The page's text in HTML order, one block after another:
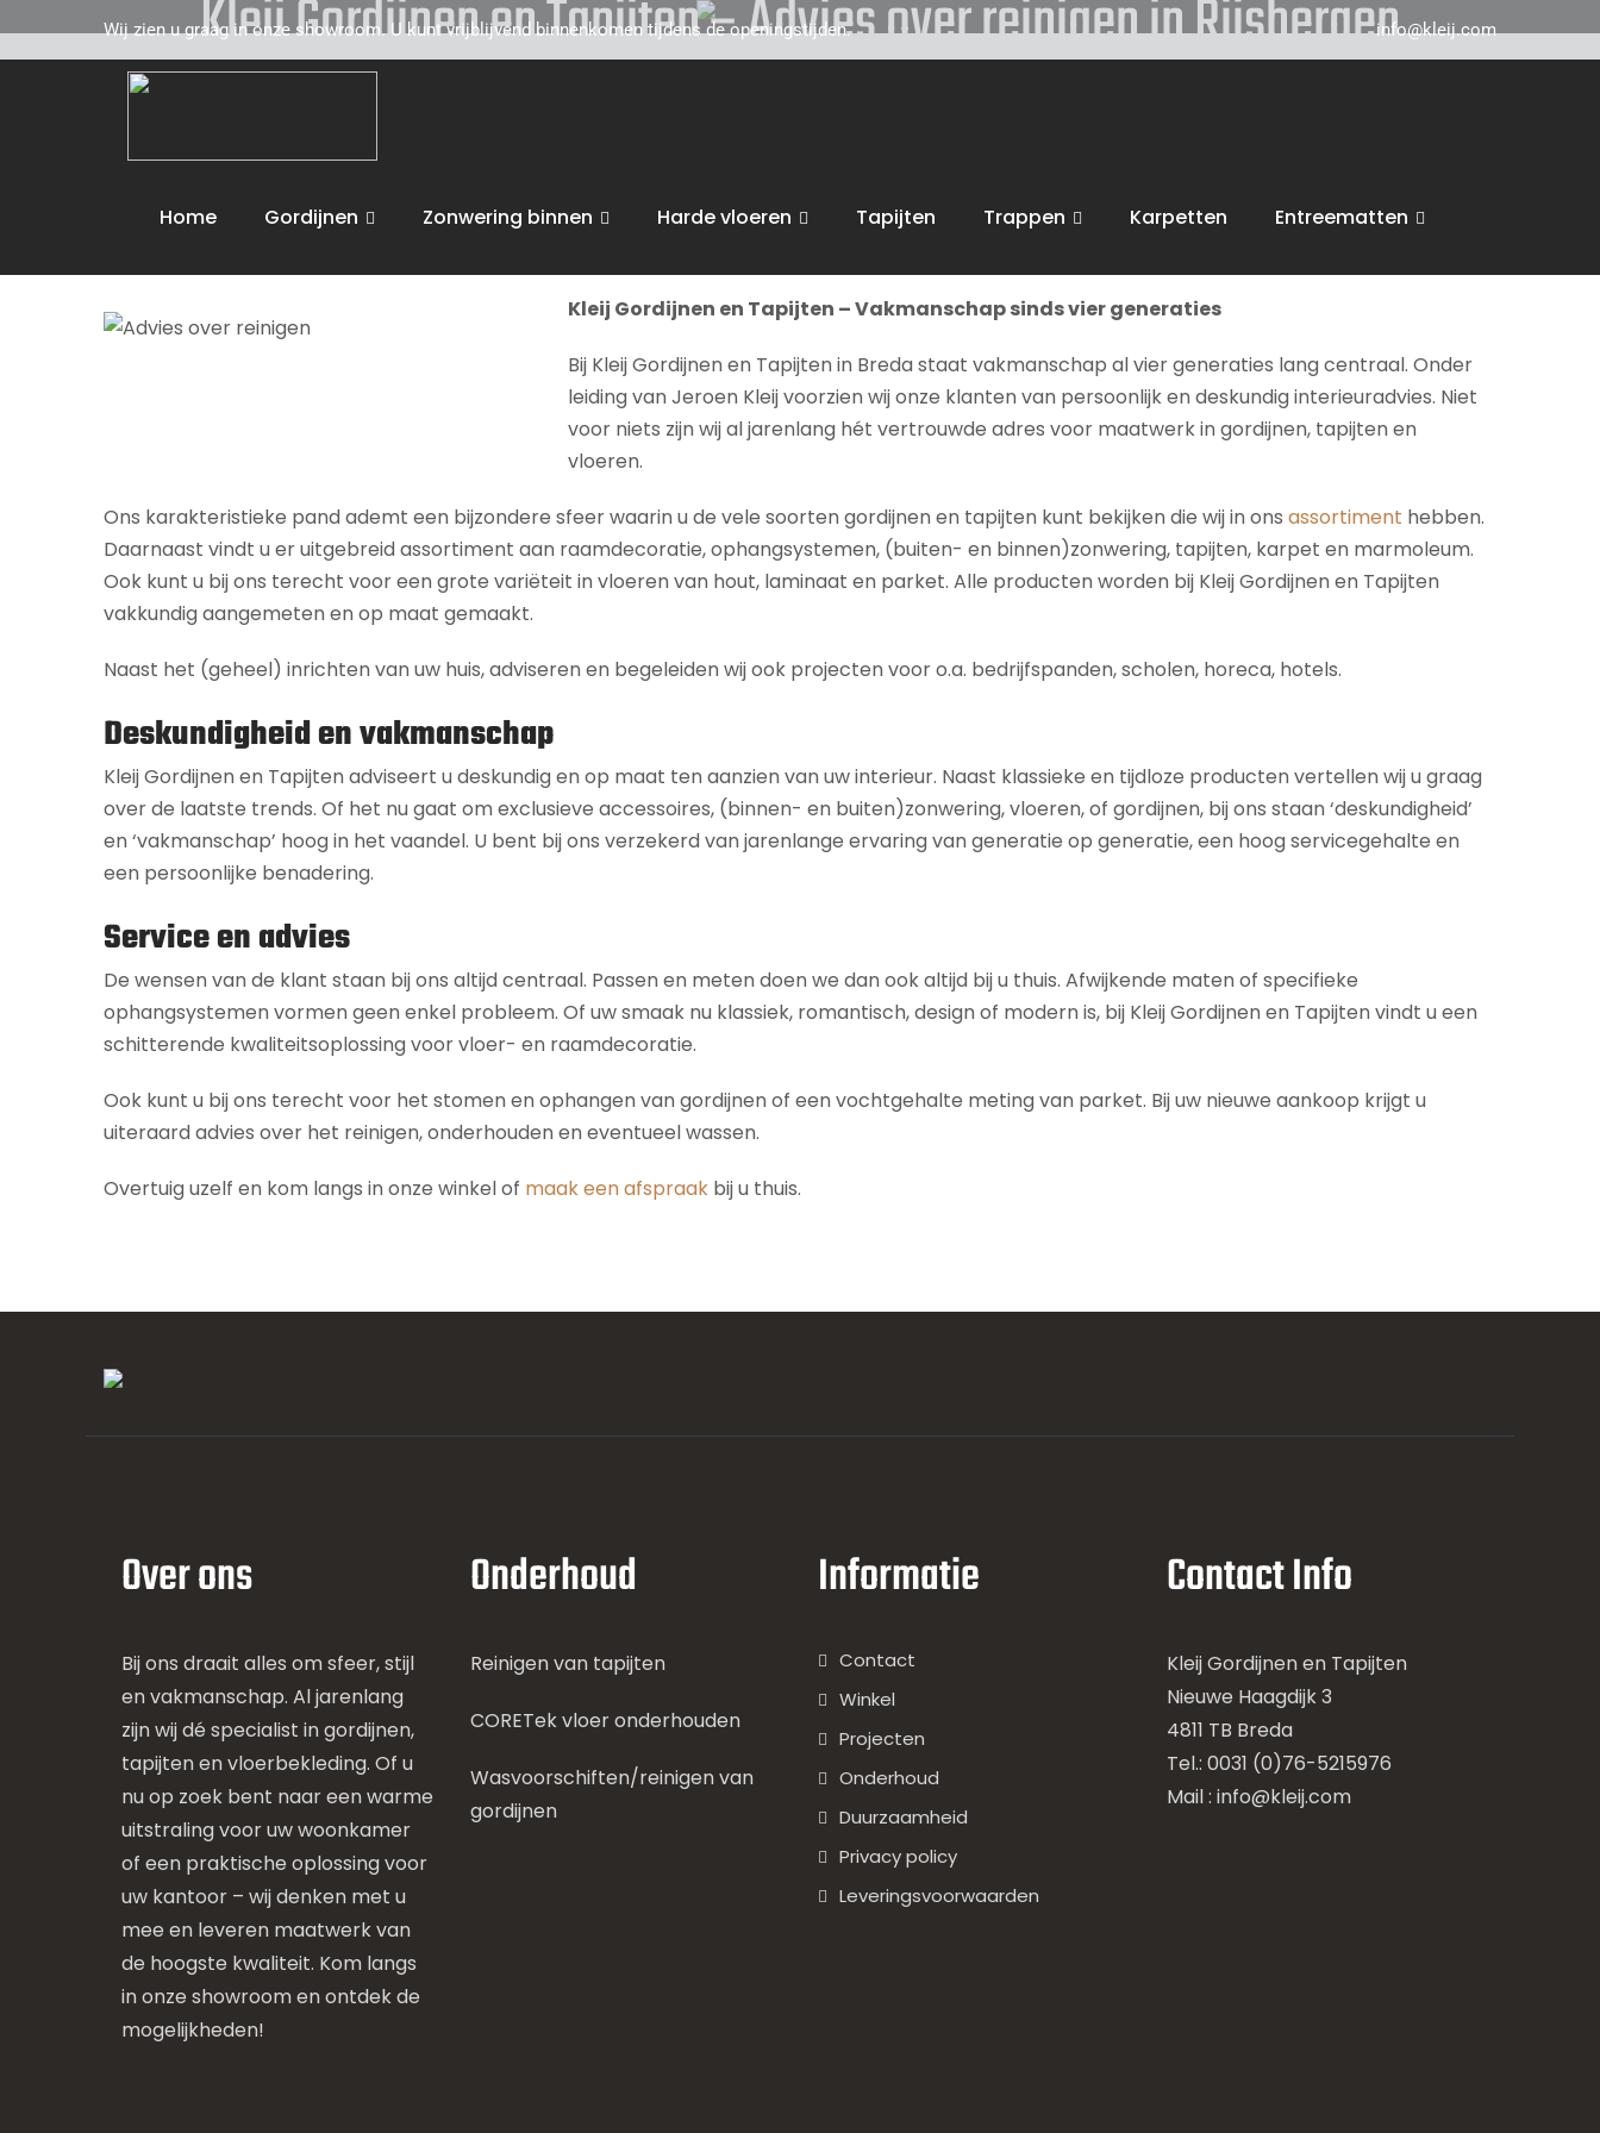
Wij zien u graag in onze showroom. U kunt vrijblijvend binnenkomen tijdens de openingstijden. info@kleij.com
Home Gordijnen Zonwering binnen Harde vloeren Tapijten Trappen Karpetten Entreematten
Kleij Gordijnen en Tapijten – Advies over reinigen in Rijsbergen
toe. Wij adviseren u vakkundig op het gebied van uw interieur, van raamdecoratie of tapijten, tot zonwering, trappen en vloeren. Wij voeren dan ook
Kleij Gordijnen en Tapijten – Vakmanschap sinds vier generaties
Bij Kleij Gordijnen en Tapijten in Breda staat vakmanschap al vier generaties lang centraal. Onder
leiding van Jeroen Kleij voorzien wij onze klanten van persoonlijk en deskundig interieuradvies. Niet
voor niets zijn wij al jarenlang hét vertrouwde adres voor maatwerk in gordijnen, tapijten en
vloeren.
Ons karakteristieke pand ademt een bijzondere sfeer waarin u de vele soorten gordijnen en tapijten kunt bekijken die wij in ons assortiment hebben.
Daarnaast vindt u er uitgebreid assortiment aan raamdecoratie, ophangsystemen, (buiten- en binnen)zonwering, tapijten, karpet en marmoleum.
Ook kunt u bij ons terecht voor een grote variëteit in vloeren van hout, laminaat en parket. Alle producten worden bij Kleij Gordijnen en Tapijten
vakkundig aangemeten en op maat gemaakt.
Naast het (geheel) inrichten van uw huis, adviseren en begeleiden wij ook projecten voor o.a. bedrijfspanden, scholen, horeca, hotels.
Deskundigheid en vakmanschap
Kleij Gordijnen en Tapijten adviseert u deskundig en op maat ten aanzien van uw interieur. Naast klassieke en tijdloze producten vertellen wij u graag
over de laatste trends. Of het nu gaat om exclusieve accessoires, (binnen- en buiten)zonwering, vloeren, of gordijnen, bij ons staan ‘deskundigheid’
en ‘vakmanschap’ hoog in het vaandel. U bent bij ons verzekerd van jarenlange ervaring van generatie op generatie, een hoog servicegehalte en
een persoonlijke benadering.
Service en advies
De wensen van de klant staan bij ons altijd centraal. Passen en meten doen we dan ook altijd bij u thuis. Afwijkende maten of specifieke
ophangsystemen vormen geen enkel probleem. Of uw smaak nu klassiek, romantisch, design of modern is, bij Kleij Gordijnen en Tapijten vindt u een
schitterende kwaliteitsoplossing voor vloer- en raamdecoratie.
Ook kunt u bij ons terecht voor het stomen en ophangen van gordijnen of een vochtgehalte meting van parket. Bij uw nieuwe aankoop krijgt u
uiteraard advies over het reinigen, onderhouden en eventueel wassen.
Overtuig uzelf en kom langs in onze winkel of maak een afspraak bij u thuis.
Over ons
Bij ons draait alles om sfeer, stijl
en vakmanschap. Al jarenlang
zijn wij dé specialist in gordijnen,
tapijten en vloerbekleding. Of u
nu op zoek bent naar een warme
uitstraling voor uw woonkamer
of een praktische oplossing voor
uw kantoor – wij denken met u
mee en leveren maatwerk van
de hoogste kwaliteit. Kom langs
in onze showroom en ontdek de
mogelijkheden!
Onderhoud
Reinigen van tapijten
CORETek vloer onderhouden
Wasvoorschiften/reinigen van
gordijnen
Informatie
Contact
Winkel
Projecten
Onderhoud
Duurzaamheid
Privacy policy
Leveringsvoorwaarden
Contact Info
Kleij Gordijnen en Tapijten
Nieuwe Haagdijk 3
4811 TB Breda
Tel.: 0031 (0)76-5215976
Mail : info@kleij.com